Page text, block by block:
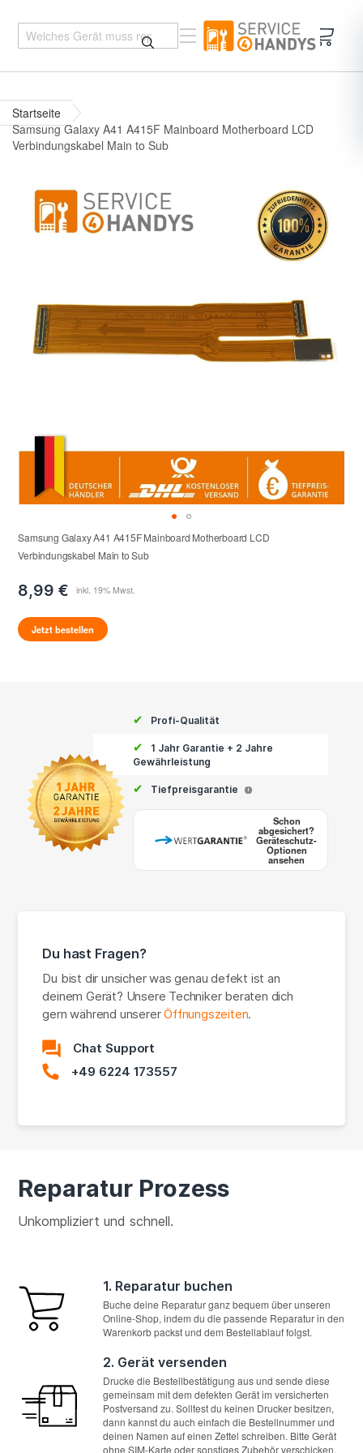
Startseite
Samsung Galaxy A41 A415F Mainboard Motherboard LCD
Verbindungskabel Main to Sub
Samsung Galaxy A41 A415F Mainboard Motherboard LCD
Verbindungskabel Main to Sub
8,99 €
Jetzt bestellen
✔ Profi-Qualität
✔
1 Jahr Garantie + 2 Jahre
Gewährleistung
✔ Tiefpreisgarantie i
Schon
abgesichert?
Geräteschutz-
Optionen
ansehen
Du hast Fragen?
Du bist dir unsicher was genau defekt ist an
deinem Gerät? Unsere Techniker beraten dich
gern während unsererÖffnungszeiten.
Chat Support
+49 6224 173557
Reparatur Prozess
Unkompliziert und schnell.
1. Reparatur buchen
Buche deine Reparatur ganz bequem über unseren
Online-Shop, indem du die passende Reparatur in den
Warenkorb packst und dem Bestellablauf folgst.
2. Gerät versenden
Drucke die Bestellbestätigung aus und sende diese
gemeinsam mit dem defekten Gerät im versicherten
Postversand zu. Solltest du keinen Drucker besitzen,
dann kannst du auch einfach die Bestellnummer und
deinen Namen auf einen Zettel schreiben. Bitte Gerät
ohne SIM-Karte oder sonstiges Zubehör verschicken.